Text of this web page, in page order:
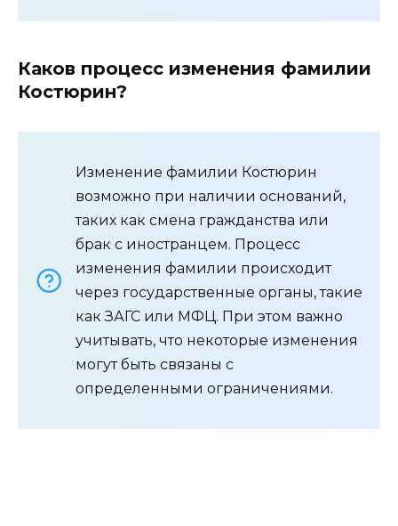
Каков процесс изменения фамилии
Костюрин?
Изменение фамилии Костюрин
возможно при наличии оснований,
таких как смена гражданства или
брак с иностранцем. Процесс
изменения фамилии происходит
через государственные органы, такие
как ЗАГС или МФЦ. При этом важно
учитывать, что некоторые изменения
могут быть связаны с
определенными ограничениями.